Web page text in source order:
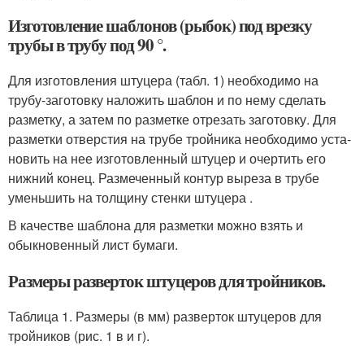
Изготовление шаблонов (рыбок) под врезку
трубы в трубу под 90 °.
Для изготовления штуцера (табл. 1) необходимо на
трубу-заготовку наложить шаблон и по нему сделать
разметку, а затем по разметке отрезать заготовку. Для
разметки отверстия на трубе тройника необходимо уста­
новить на нее изготовленный штуцер и очертить его
ниж­ний конец. Размеченный контур выреза в трубе
умень­шить на толщину стенки штуцера .
В качестве шаблона для разметки можно взять и
обыкновенный лист бумаги.
Размеры разверток штуцеров для тройников.
Таблица 1. Размеры (в мм) разверток штуцеров для
тройников (рис. 1 в и г).